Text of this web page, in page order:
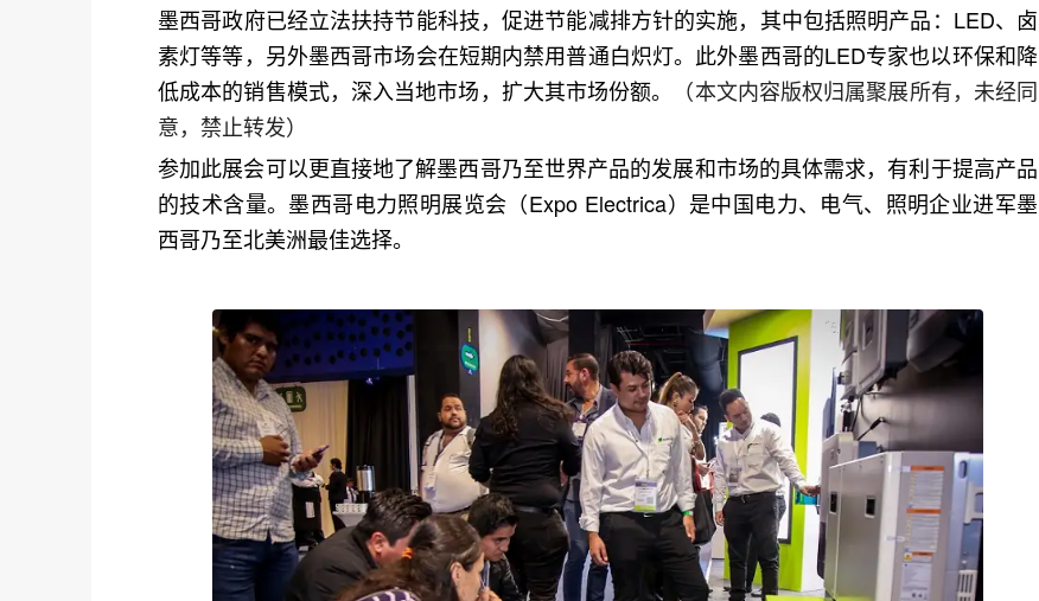
墨西哥政府已经立法扶持节能科技，促进节能减排方针的实施，其中包括照明产品：LED、卤
素灯等等，另外墨西哥市场会在短期内禁用普通白炽灯。此外墨西哥的LED专家也以环保和降
低成本的销售模式，深入当地市场，扩大其市场份额。
（本文内容版权归属聚展所有，未经同
意，禁止转发）
参加此展会可以更直接地了解墨西哥乃至世界产品的发展和市场的具体需求，有利于提高产品
的技术含量。墨西哥电力照明展览会（Expo Electrica）是中国电力、电气、照明企业进军墨
西哥乃至北美洲最佳选择。